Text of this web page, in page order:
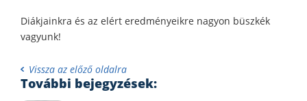
Diákjainkra és az elért eredményeikre nagyon büszkék
vagyunk!
Vissza az előző oldalra
További bejegyzések: